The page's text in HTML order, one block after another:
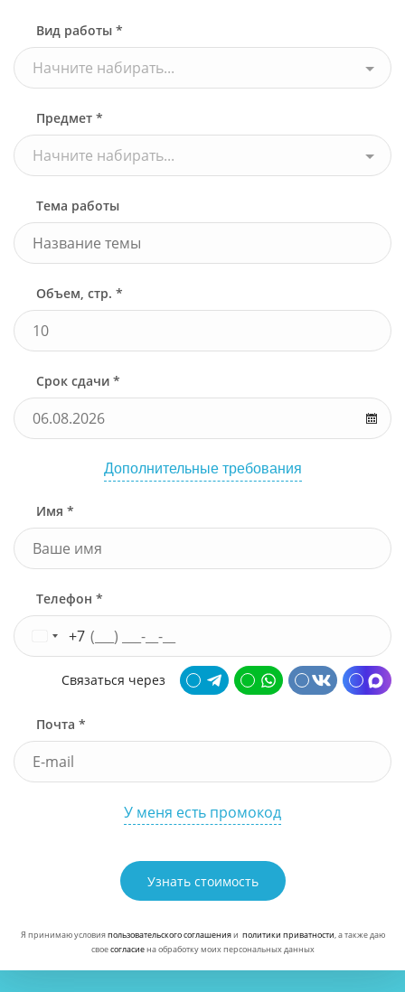
Вид работы *
Начните набирать...
Предмет *
Начните набирать...
Тема работы
Объем, стр. *
Срок сдачи *
Дополнительные требования
Имя *
Телефон *
+7
Связаться через
Почта *
У меня есть промокод
Узнать стоимость
Я принимаю условияпользовательского соглашенияи политики приватности, а также даю
своесогласиена обработку моих персональных данных